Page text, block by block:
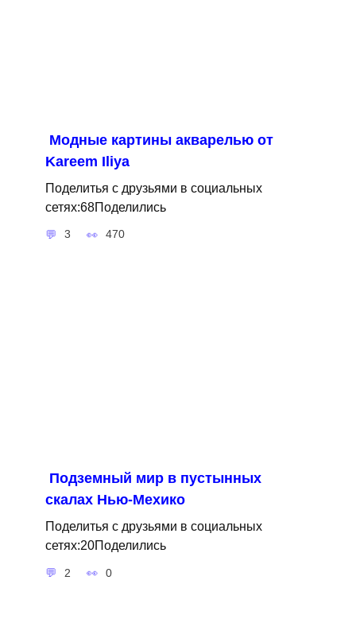
Модные картины акварелью от
Kareem Iliya
Поделитья с друзьями в социальных
сетях:68Поделились
3 470
Подземный мир в пустынных
скалах Нью-Мехико
Поделитья с друзьями в социальных
сетях:20Поделились
2 0